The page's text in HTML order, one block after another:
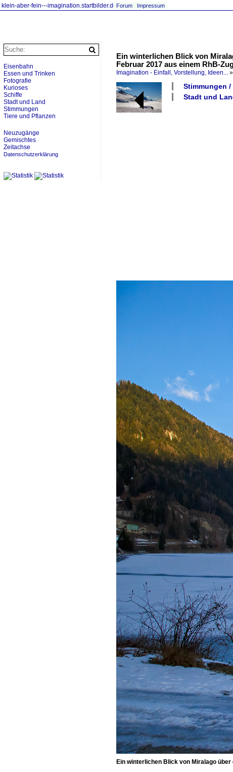
klein-aber-fein---imagination.startbilder.deForum Impressum
Ein winterlichen Blick von
Februar 2017 aus einem RhB-
Imagination - Einfall, Vorstellung, Ideen... »
Stimmungen
Stadt und
Ein winterlichen Blick von Miralago
Eisenbahn
Essen und Trinken
Fotografie
Kurioses
Schiffe
Stadt und Land
Stimmungen
Tiere und Pflanzen
Neuzugänge
Gemischtes
Zeitachse
Datenschutzerklärung